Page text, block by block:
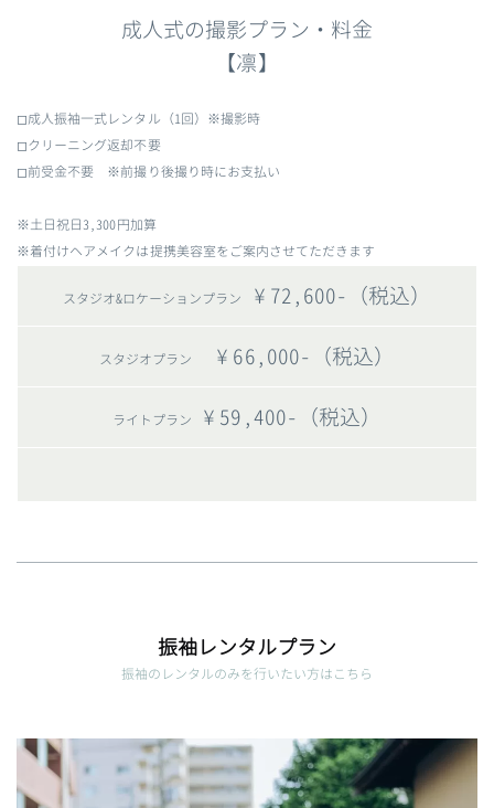
成人式の撮影プラン・料金
【凛】
◻︎成人振袖一式レンタル（1回）※撮影時
◻︎クリーニング返却不要
◻︎前受金不要 ※前撮り後撮り時にお支払い
※土日祝日3,300円加算
※着付けヘアメイクは提携美容室をご案内させてただきます
スタジオ&ロケーションプラン ¥72,600-（税込）
スタジオプラン ¥66,000-（税込）
ライトプラン ¥59,400-（税込）
振袖レンタルプラン
振袖のレンタルのみを行いたい方はこちら